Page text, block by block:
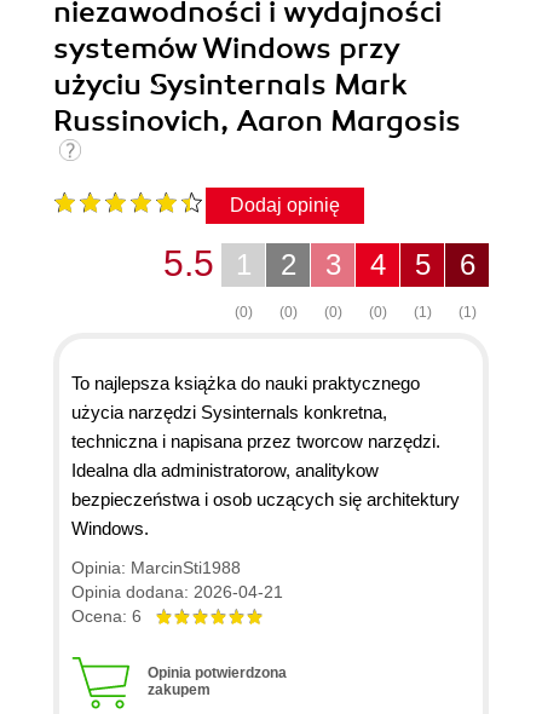
niezawodności i wydajności
systemów Windows przy
użyciu Sysinternals Mark
Russinovich, Aaron Margosis
Dodaj opinię
6
(1)
5
(1)
4
(0)
3
(0)
2
(0)
1
(0)
5.5
To najlepsza książka do nauki praktycznego
użycia narzędzi Sysinternals konkretna,
techniczna i napisana przez tworcow narzędzi.
Idealna dla administratorow, analitykow
bezpieczeństwa i osob uczących się architektury
Windows.
Opinia: MarcinSti1988
Opinia dodana: 2026-04-21
Ocena: 6
Opinia potwierdzona
zakupem